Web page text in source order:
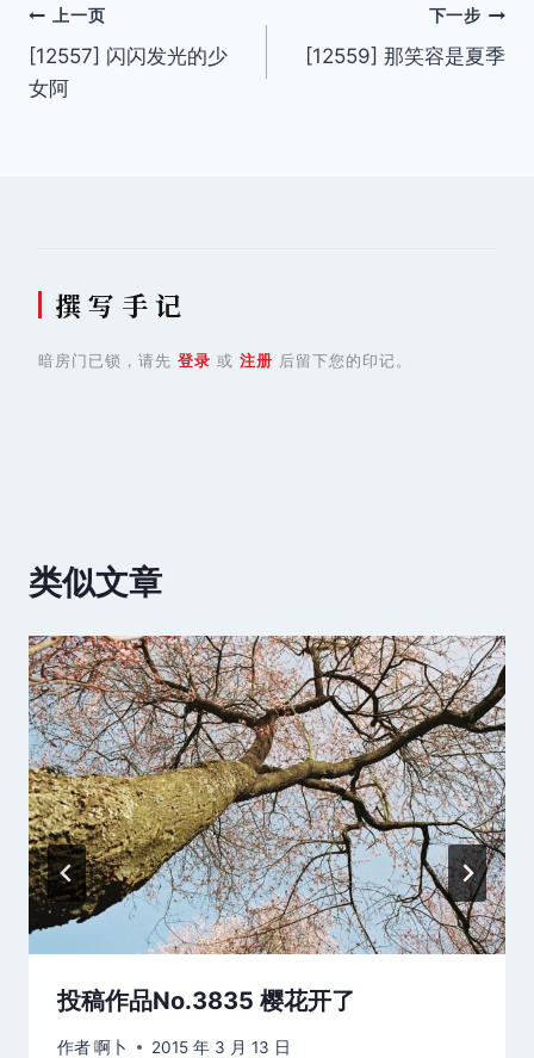
文
章
上一页
[12557] 闪闪发光的少
女阿
下一步
[12559] 那笑容是夏季
撰 写 手 记
暗房门已锁，请先 登录 或 注册 后留下您的印记。
类似文章
投稿作品No.3835 樱花开了
作者啊卜 2015 年 3 月 13 日